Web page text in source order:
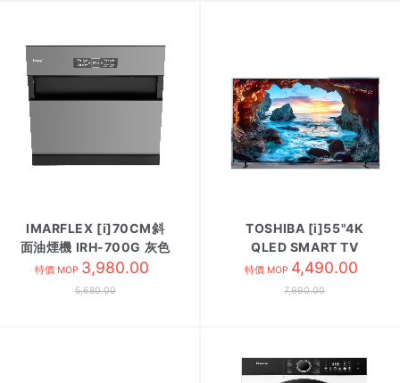
IMARFLEX [i]70CM斜
面油煙機 IRH-700G 灰色
特價 MOP 3,980.00
5,680.00
TOSHIBA [i]55"4K
QLED SMART TV
55M550NK
特價 MOP 4,490.00
7,990.00